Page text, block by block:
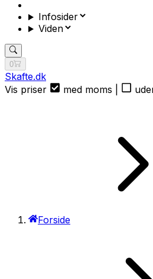
Infosider
Viden
0
Skafte.dk
Vis priser
med moms
Forside